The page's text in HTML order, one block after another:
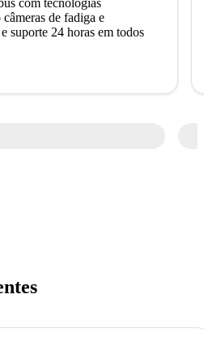
com tecnologias
de fadiga e
suporte 24 horas em todos